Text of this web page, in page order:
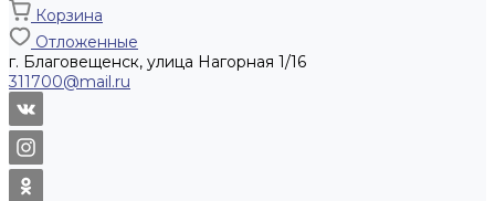
Корзина
Отложенные
г. Благовещенск, улица Нагорная 1/16
311700@mail.ru